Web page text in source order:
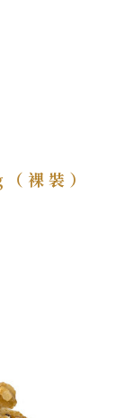
裸裝）